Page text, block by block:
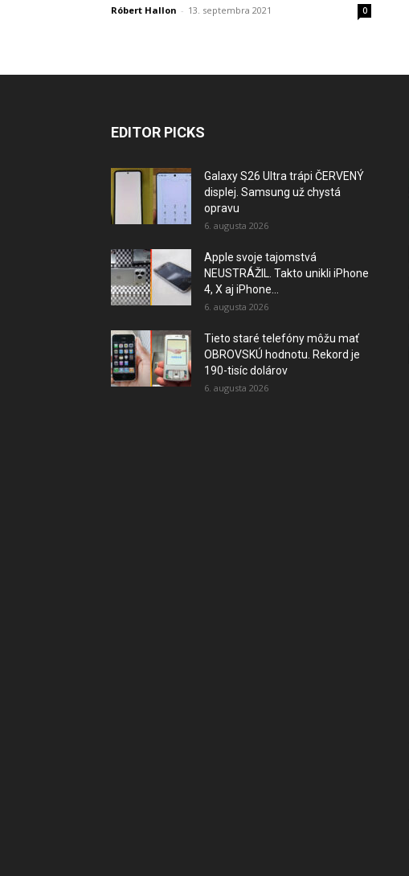
Róbert Hallon - 13. septembra 2021 0
EDITOR PICKS
Galaxy S26 Ultra trápi ČERVENÝ
displej. Samsung už chystá
opravu
6. augusta 2026
Apple svoje tajomstvá
NEUSTRÁŽIL. Takto unikli iPhone
4, X aj iPhone...
6. augusta 2026
Tieto staré telefóny môžu mať
OBROVSKÚ hodnotu. Rekord je
190-tisíc dolárov
6. augusta 2026